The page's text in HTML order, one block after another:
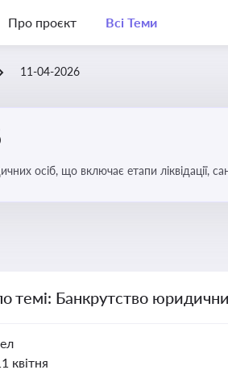
Про проєкт Всі Теми
11-04-2026
осіб, що включає етапи ліквідації,
темі: Банкрутство
квітня